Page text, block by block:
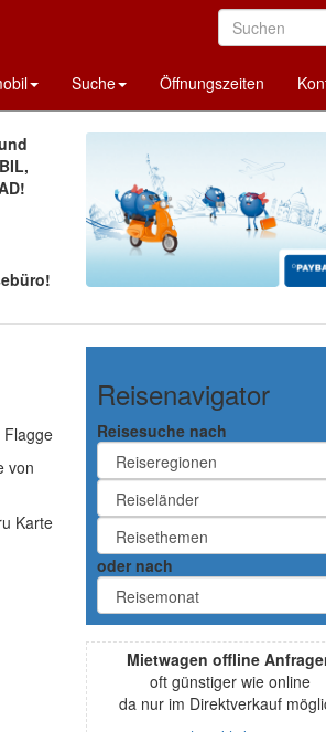
Suche Öffnungszeiten
von
Reisenavigator
Reisesuche nach
oder nach
Mietwagen offline
oft günstiger wie online
da nur im Direktverkauf